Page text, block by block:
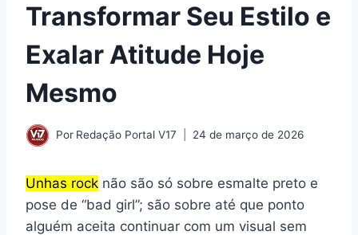
Transformar Seu Estilo e
Exalar Atitude Hoje
Mesmo
Por Redação Portal V17 24 de março de 2026
Unhas rock não são só sobre esmalte preto e
pose de “bad girl”; são sobre até que ponto
alguém aceita continuar com um visual sem